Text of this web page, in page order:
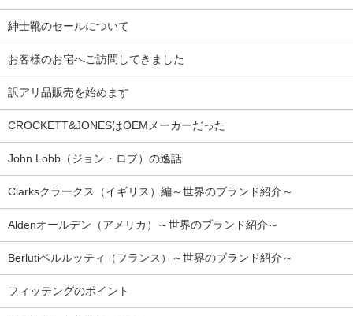
紳士靴のセールについて
お客様のお宅へご訪問してきました
訳アリ品販売を始めます
CROCKETT&JONESはOEMメーカーだった
John Lobb（ジョン・ロブ）の逸話
Clarksクラークス（イギリス）編～世界のブランド紹介～
Aldenオールデン（アメリカ）～世界のブランド紹介～
Berlutiベルルッティ（フランス）～世界のブランド紹介～
フィッテングのポイント